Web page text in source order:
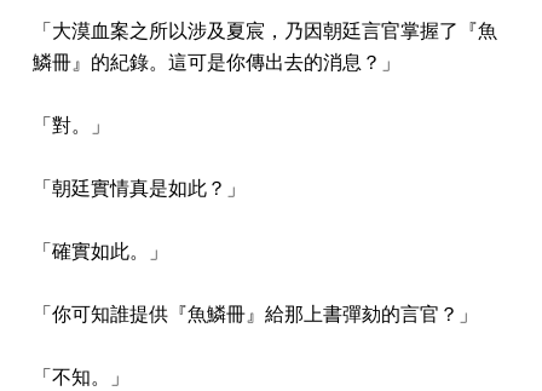
「大漠血案之所以涉及夏宸，乃因朝廷言官掌握了『魚
鱗冊』的紀錄。這可是你傳出去的消息？」
「對。」
「朝廷實情真是如此？」
「確實如此。」
「你可知誰提供『魚鱗冊』給那上書彈劾的言官？」
「不知。」